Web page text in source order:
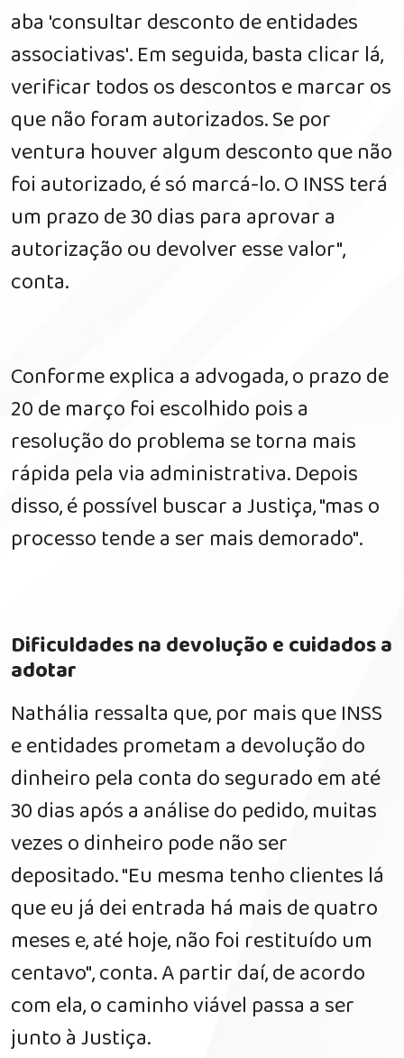
aba 'consultar desconto de entidades
associativas'. Em seguida, basta clicar lá,
verificar todos os descontos e marcar os
que não foram autorizados. Se por
ventura houver algum desconto que não
foi autorizado, é só marcá-lo. O INSS terá
um prazo de 30 dias para aprovar a
autorização ou devolver esse valor",
conta.
Conforme explica a advogada, o prazo de
20 de março foi escolhido pois a
resolução do problema se torna mais
rápida pela via administrativa. Depois
disso, é possível buscar a Justiça, "mas o
processo tende a ser mais demorado".
Dificuldades na devolução e cuidados a
adotar
Nathália ressalta que, por mais que INSS
e entidades prometam a devolução do
dinheiro pela conta do segurado em até
30 dias após a análise do pedido, muitas
vezes o dinheiro pode não ser
depositado. "Eu mesma tenho clientes lá
que eu já dei entrada há mais de quatro
meses e, até hoje, não foi restituído um
centavo", conta. A partir daí, de acordo
com ela, o caminho viável passa a ser
junto à Justiça.